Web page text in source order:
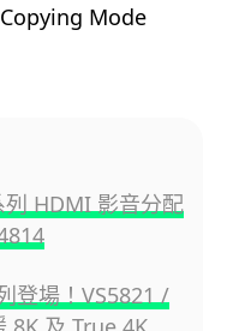
Mode
HDMI 影音分配
登場！VS5821 /